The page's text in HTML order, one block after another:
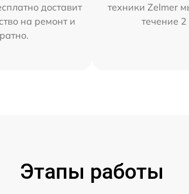
доставит
на ремонт и
техники Zelmer
течение 2
Этапы работы